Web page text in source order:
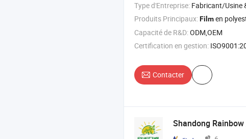
Type d'Entreprise: Fabricant/Usine & Société
Produits Principaux:Filmen
Capacité de R&D:ODM,OEM
Certification en gestion: ISO9001:2015,
Contacter
Shandong